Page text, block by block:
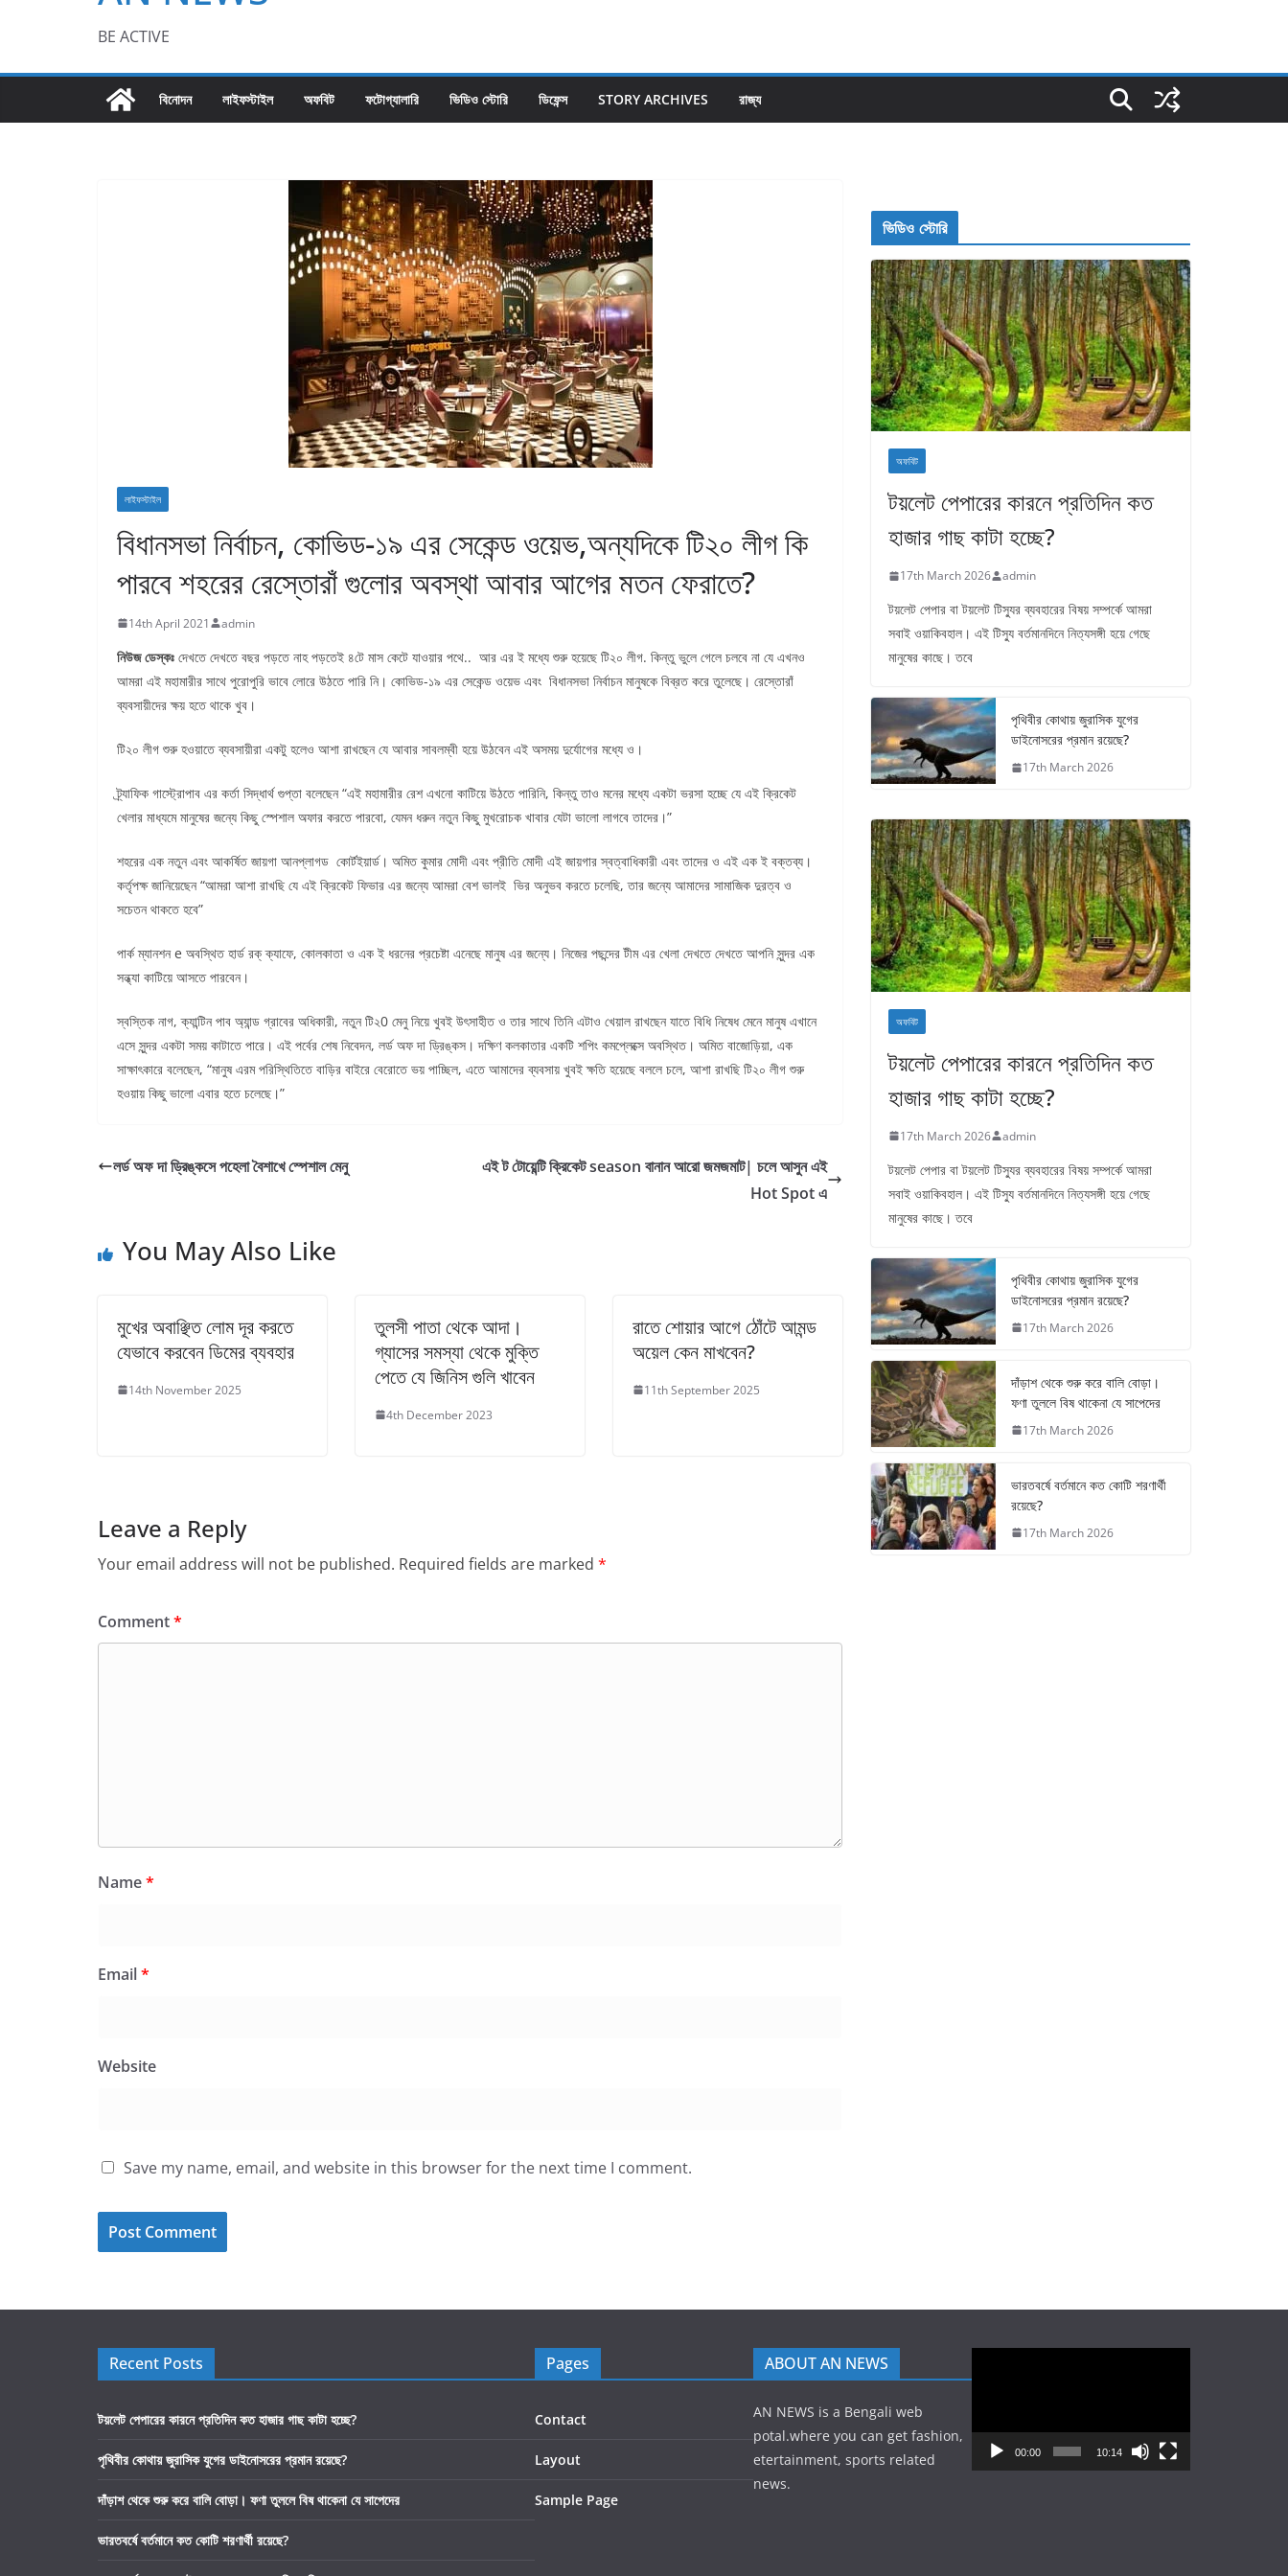
BE ACTIVE
বিনোদন লাইফস্টাইল অফবিট ফটোগ্যালারি ভিডিও স্টোরি ডিফেন্স STORY ARCHIVES রাজ্য
লাইফস্টাইল
বিধানসভা নির্বাচন, কোভিড-১৯ এর সেকেন্ড ওয়েভ,অন্যদিকে টি২০ লীগ কি
পারবে শহরের রেস্তোরাঁ গুলোর অবস্থা আবার আগের মতন ফেরাতে?
14th April 2021 admin
নিউজ ডেস্কঃ দেখতে দেখতে বছর পড়তে নাহ পড়তেই ৪টে মাস কেটে যাওয়ার পথে.. আর এর ই মধ্যে শুরু হয়েছে টি২০ লীগ. কিন্তু ভুলে গেলে চলবে না যে এখনও
আমরা এই মহামারীর সাথে পুরোপুরি ভাবে লোরে উঠতে পারি নি। কোভিড-১৯ এর সেকেন্ড ওয়েভ এবং বিধানসভা নির্বাচন মানুষকে বিব্রত করে তুলেছে। রেস্তোরাঁ
ব্যবসায়ীদের ক্ষয় হতে থাকে খুব।
টি২০ লীগ শুরু হওয়াতে ব্যবসায়ীরা একটু হলেও আশা রাখছেন যে আবার সাবলম্বী হয়ে উঠবেন এই অসময় দুর্যোগের মধ্যে ও।
ট্র্যাফিক গাস্ট্রোপাব এর কর্তা সিদ্ধার্থ গুপ্তা বলেছেন “এই মহামারীর রেশ এখনো কাটিয়ে উঠতে পারিনি, কিন্তু তাও মনের মধ্যে একটা ভরসা হচ্ছে যে এই ক্রিকেট
খেলার মাধ্যমে মানুষের জন্যে কিছু স্পেশাল অফার করতে পারবো, যেমন ধরুন নতুন কিছু মুখরোচক খাবার যেটা ভালো লাগবে তাদের।”
শহরের এক নতুন এবং আকর্ষিত জায়গা আনপ্লাগড কোর্টইয়ার্ড। অমিত কুমার মোদী এবং প্রীতি মোদী এই জায়গার স্বত্বাধিকারী এবং তাদের ও এই এক ই বক্তব্য।
কর্তৃপক্ষ জানিয়েছেন “আমরা আশা রাখছি যে এই ক্রিকেট ফিভার এর জন্যে আমরা বেশ ভালই ভির অনুভব করতে চলেছি, তার জন্যে আমাদের সামাজিক দুরত্ব ও
সচেতন থাকতে হবে”
পার্ক ম্যানশন e অবস্থিত হার্ড রক্ ক্যাফে, কোলকাতা ও এক ই ধরনের প্রচেষ্টা এনেছে মানুষ এর জন্যে। নিজের পছন্দের টীম এর খেলা দেখতে দেখতে আপনি সুন্দর এক
সন্ধ্যা কাটিয়ে আসতে পারবেন।
স্বস্তিক নাগ, ক্যান্টিন পাব অ্যান্ড গ্রাবের অধিকারী, নতুন টি২0 মেনু নিয়ে খুবই উৎসাহীত ও তার সাথে তিনি এটাও খেয়াল রাখছেন যাতে বিধি নিষেধ মেনে মানুষ এখানে
এসে সুন্দর একটা সময় কাটাতে পারে। এই পর্বের শেষ নিবেদন, লর্ড অফ দা ড্রিঙ্কস। দক্ষিণ কলকাতার একটি শপিং কমপ্লেক্সে অবস্থিত। অমিত বাজোড়িয়া, এক
সাক্ষাৎকারে বলেছেন, “মানুষ এরম পরিস্থিতিতে বাড়ির বাইরে বেরোতে ভয় পাচ্ছিল, এতে আমাদের ব্যবসায় খুবই ক্ষতি হয়েছে বললে চলে, আশা রাখছি টি২০ লীগ শুরু
হওয়ায় কিছু ভালো এবার হতে চলেছে।”
লর্ড অফ দা ড্রিঙ্কসে পহেলা বৈশাখে স্পেশাল মেনু
এই ট টোয়েন্টি ক্রিকেট season বানান আরো জমজমাট| চলে আসুন এই
Hot Spot এ
You May Also Like
মুখের অবাঞ্ছিত লোম দূর করতে
যেভাবে করবেন ডিমের ব্যবহার
14th November 2025
তুলসী পাতা থেকে আদা।
গ্যাসের সমস্যা থেকে মুক্তি
পেতে যে জিনিস গুলি খাবেন
4th December 2023
রাতে শোয়ার আগে ঠোঁটে আমন্ড
অয়েল কেন মাখবেন?
11th September 2025
Leave a Reply
Your email address will not be published. Required fields are marked *
Comment*
Name*
Email*
Website
Save my name, email, and website in this browser for the next time I comment.
ভিডিও স্টোরি
অফবিট
টয়লেট পেপারের কারনে প্রতিদিন কত
হাজার গাছ কাটা হচ্ছে?
17th March 2026 admin
টয়লেট পেপার বা টয়লেট টিস্যুর ব্যবহারের বিষয় সম্পর্কে আমরা
সবাই ওয়াকিবহাল। এই টিস্যু বর্তমানদিনে নিত্যসঙ্গী হয়ে গেছে
মানুষের কাছে। তবে
পৃথিবীর কোথায় জুরাসিক যুগের
ডাইনোসরের প্রমান রয়েছে?
17th March 2026
অফবিট
টয়লেট পেপারের কারনে প্রতিদিন কত
হাজার গাছ কাটা হচ্ছে?
17th March 2026 admin
টয়লেট পেপার বা টয়লেট টিস্যুর ব্যবহারের বিষয় সম্পর্কে আমরা
সবাই ওয়াকিবহাল। এই টিস্যু বর্তমানদিনে নিত্যসঙ্গী হয়ে গেছে
মানুষের কাছে। তবে
পৃথিবীর কোথায় জুরাসিক যুগের
ডাইনোসরের প্রমান রয়েছে?
17th March 2026
দাঁড়াশ থেকে শুরু করে বালি বোড়া।
ফণা তুললে বিষ থাকেনা যে সাপেদের
17th March 2026
ভারতবর্ষে বর্তমানে কত কোটি শরণার্থী
রয়েছে?
17th March 2026
Recent Posts
টয়লেট পেপারের কারনে প্রতিদিন কত হাজার গাছ কাটা হচ্ছে?
পৃথিবীর কোথায় জুরাসিক যুগের ডাইনোসরের প্রমান রয়েছে?
দাঁড়াশ থেকে শুরু করে বালি বোড়া। ফণা তুললে বিষ থাকেনা যে সাপেদের
ভারতবর্ষে বর্তমানে কত কোটি শরণার্থী রয়েছে?
Pages
Contact
Layout
Sample Page
ABOUT AN NEWS
AN NEWS is a Bengali web
potal.where you can get fashion,
etertainment, sports related
news.
Player
00:00 10:14